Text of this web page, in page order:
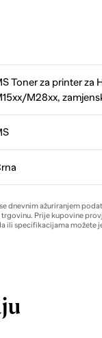
Toner za printer za
M28xx,
dnevnim ažuriranjem
Prije kupovine
ili specifikacijama možete